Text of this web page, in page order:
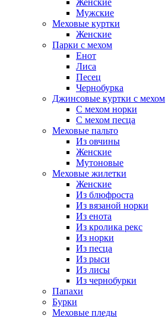
Женские
Мужские
Меховые куртки
Женские
Парки с мехом
Енот
Лиса
Песец
Чернобурка
Джинсовые куртки с мехом
С мехом норки
С мехом песца
Меховые пальто
Из овчины
Женские
Мутоновые
Меховые жилетки
Женские
Из блюфроста
Из вязаной норки
Из енота
Из кролика рекс
Из норки
Из песца
Из рыси
Из лисы
Из чернобурки
Папахи
Бурки
Меховые пледы